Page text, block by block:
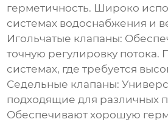
герметичность. Широко
системах водоснабжения и
Игольчатые клапаны:
точную регулировку потока.
системах, где требуется
Седельные клапаны:
подходящие для различных
Обеспечивают хорошую